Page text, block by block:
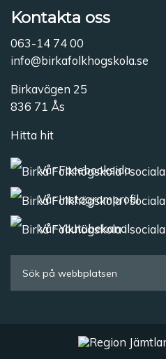
Kontakta oss
063-14 74 00
info@birkafolkhogskola.se
Birkavägen 25
836 71 Ås
Hitta hit
Vår Facebooksida
Vår Instagramprofil
Vår Youtubekanal
Sök efter: